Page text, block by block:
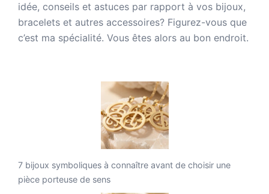
idée, conseils et astuces par rapport à vos bijoux,
bracelets et autres accessoires? Figurez-vous que
c’est ma spécialité. Vous êtes alors au bon endroit.
7 bijoux symboliques à connaître avant de choisir une
pièce porteuse de sens